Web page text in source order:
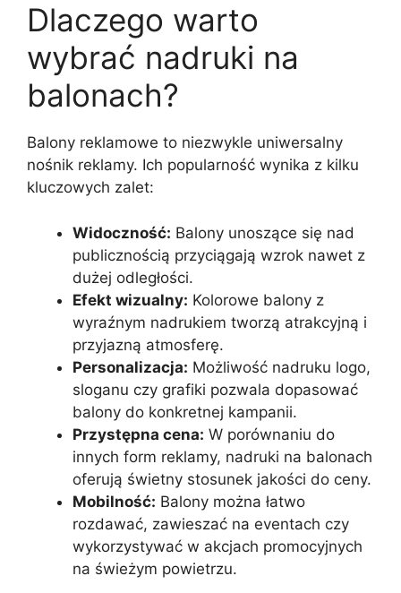
Dlaczego warto
wybrać nadruki na
balonach?
Balony reklamowe to niezwykle uniwersalny
nośnik reklamy. Ich popularność wynika z kilku
kluczowych zalet:
Widoczność: Balony unoszące się nad
publicznością przyciągają wzrok nawet z
dużej odległości.
Efekt wizualny: Kolorowe balony z
wyraźnym nadrukiem tworzą atrakcyjną i
przyjazną atmosferę.
Personalizacja: Możliwość nadruku logo,
sloganu czy grafiki pozwala dopasować
balony do konkretnej kampanii.
Przystępna cena: W porównaniu do
innych form reklamy, nadruki na balonach
oferują świetny stosunek jakości do ceny.
Mobilność: Balony można łatwo
rozdawać, zawieszać na eventach czy
wykorzystywać w akcjach promocyjnych
na świeżym powietrzu.